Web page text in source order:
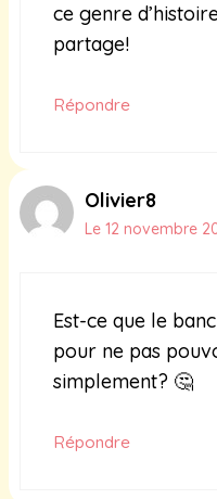
ce genre
partage!
Répondre
Olivier8
Le 12 novembre
Est-ce que le
pour ne pas
simplement? 🤔
Répondre